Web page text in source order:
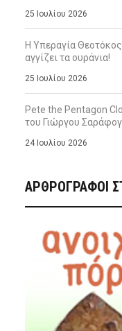
25 Ιουλίου 2026
Η Υπεραγία
αγγίζει τα ουράνια!
25 Ιουλίου 2026
Pete the Pentagon
του Γιώργου
24 Ιουλίου 2026
ΑΡΘΡΟΓΡΑΦΟΙ